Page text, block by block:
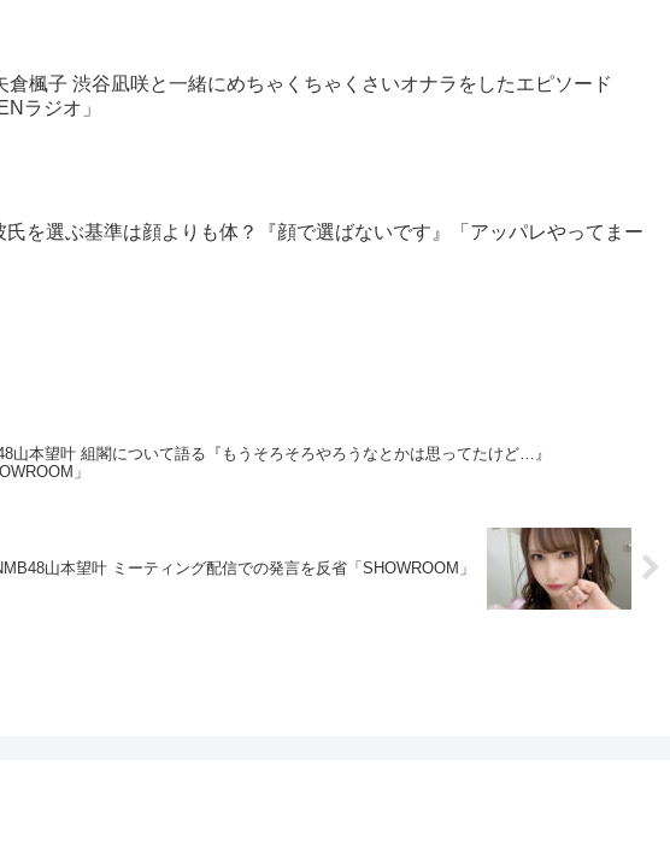
倉楓子 渋谷凪咲と一緒にめちゃくちゃくさいオナラをしたエピソード
ラジオ」
氏を選ぶ基準は顔よりも体？『顔で選ばないです』「アッパレやってまー
山本望叶 組閣について語る『もうそろそろやろうなとかは思ってたけど…』
」
山本望叶 ミーティング配信での発言を反省「SHOWROOM」